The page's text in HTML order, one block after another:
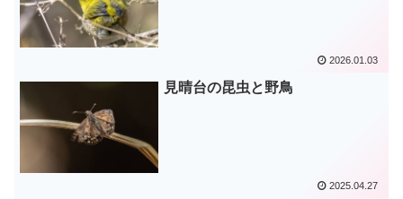
2026.01.03
見晴台の昆虫と野鳥
2025.04.27